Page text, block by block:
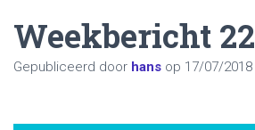
Weekbericht 22
Gepubliceerd door hans op 17/07/2018